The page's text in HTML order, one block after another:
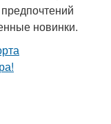
новинки.